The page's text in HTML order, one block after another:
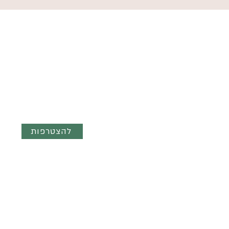
להצטרפות